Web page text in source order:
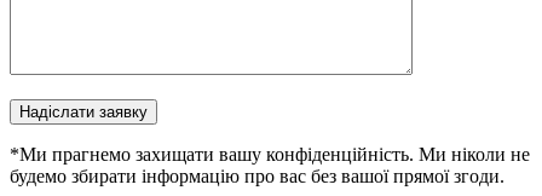
Надіслати заявку
*Ми прагнемо захищати вашу конфіденційність. Ми ніколи не
будемо збирати інформацію про вас без вашої прямої згоди.